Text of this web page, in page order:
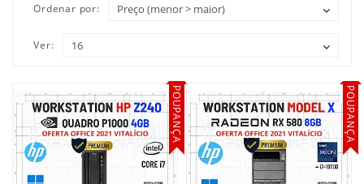
GRAFICAS
MONITORES
PLACAS
GRÁFICAS
SOFTWARE
Ordenar por:
Ver:
POUPANÇA POUPANÇA